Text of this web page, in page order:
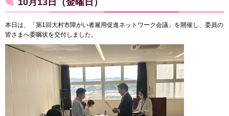
本日は、「第1回大村市障がい者雇用促進ネットワーク会議」を開催し、委員の
皆さまへ委嘱状を交付しました。